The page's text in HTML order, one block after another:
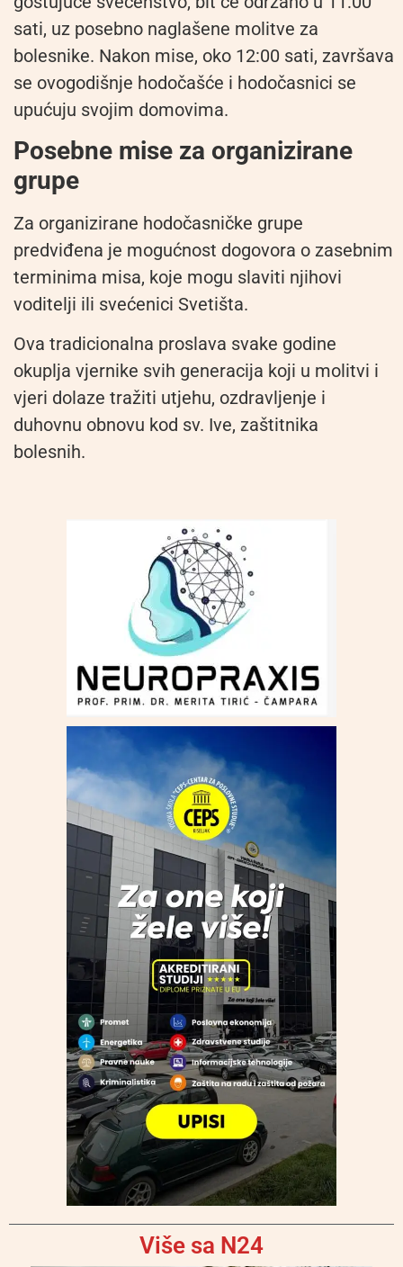
sati, uz posebno naglašene molitve za
bolesnike. Nakon mise, oko 12:00 sati, završava
se ovogodišnje hodočašće i hodočasnici se
upućuju svojim domovima.
Posebne mise za organizirane
grupe
Za organizirane hodočasničke grupe
predviđena je mogućnost dogovora o zasebnim
terminima misa, koje mogu slaviti njihovi
voditelji ili svećenici Svetišta.
Ova tradicionalna proslava svake godine
okuplja vjernike svih generacija koji u molitvi i
vjeri dolaze tražiti utjehu, ozdravljenje i
duhovnu obnovu kod sv. Ive, zaštitnika
bolesnih.
Više sa N24